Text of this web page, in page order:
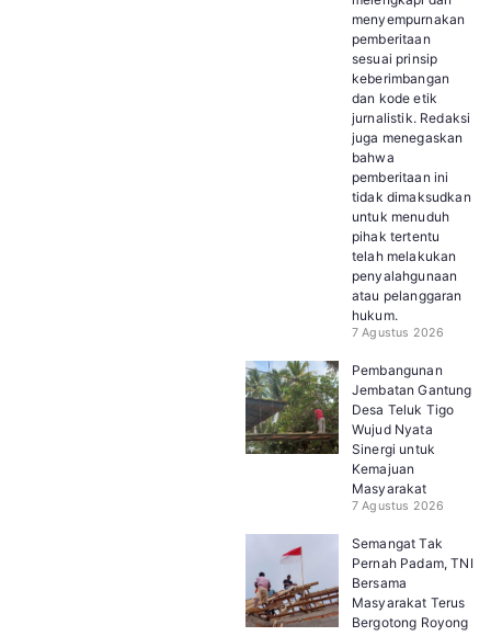
menyempurnakan
pemberitaan
sesuai prinsip
keberimbangan
dan kode etik
jurnalistik. Redaksi
juga menegaskan
bahwa
pemberitaan ini
tidak dimaksudkan
untuk menuduh
pihak tertentu
telah melakukan
penyalahgunaan
atau pelanggaran
hukum.
7 Agustus 2026
Pembangunan
Jembatan Gantung
Desa Teluk Tigo
Wujud Nyata
Sinergi untuk
Kemajuan
Masyarakat
7 Agustus 2026
Semangat Tak
Pernah Padam, TNI
Bersama
Masyarakat Terus
Bergotong Royong